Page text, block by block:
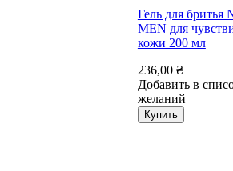
Гель для бритья
MEN для
кожи 200 мл
236,00 ₴
Добавить в
желаний
Купить